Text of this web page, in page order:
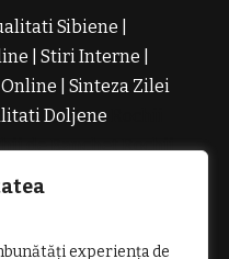
experiența de
Sibiene
Stiri Interne
Sinteza Zilei
Doljene
de BanchetRochii